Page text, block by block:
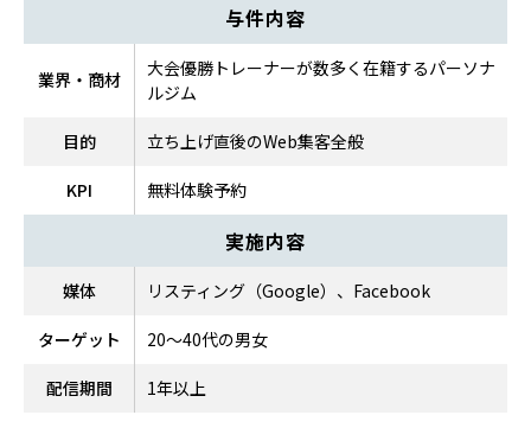
与件内容
業界・商材
大会優勝トレーナーが数多く在籍するパーソナ
ルジム
目的 立ち上げ直後のWeb集客全般
KPI 無料体験予約
実施内容
媒体 リスティング（Google）、Facebook
ターゲット 20〜40代の男女
配信期間 1年以上